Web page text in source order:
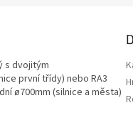
s dvojitým
první třídy) nebo RA3
ø700mm (silnice a města)